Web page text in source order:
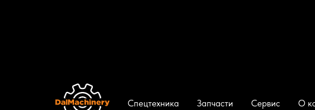
Спецтехника Запчасти Сервис О
ДальМашинери